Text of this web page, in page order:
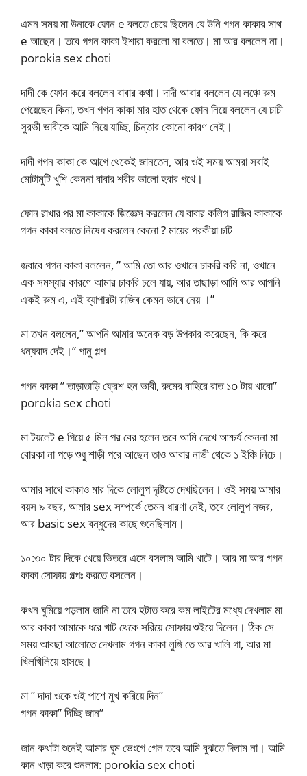
এমন সময় মা উনাকে ফোন e বলতে চেয়ে ছিলেন যে উনি গগন কাকার সাথ
e আছেন। তবে গগন কাকা ইশারা করলো না বলতে। মা আর বললেন না।
porokia sex choti
দাদী কে ফোন করে বললেন বাবার কথা। দাদী আবার বললেন যে লঞ্চে রুম
পেয়েছেন কিনা, তখন গগন কাকা মার হাত থেকে ফোন নিয়ে বললেন যে চাচী
সুরভী ভাবীকে আমি নিয়ে যাচ্ছি, চিন্তার কোনো কারণ নেই।
দাদী গগন কাকা কে আগে থেকেই জানতেন, আর ওই সময় আমরা সবাই
মোটামুটি খুশি কেননা বাবার শরীর ভালো হবার পথে।
ফোন রাখার পর মা কাকাকে জিজ্ঞেস করলেন যে বাবার কলিগ রাজিব কাকাকে
গগন কাকা বলতে নিষেধ করলেন কেনো ? মায়ের পরকীয়া চটি
জবাবে গগন কাকা বললেন, ” আমি তো আর ওখানে চাকরি করি না, ওখানে
এক সমস্যার কারণে আমার চাকরি চলে যায়, আর তাছাড়া আমি আর আপনি
একই রুম এ, এই ব্যাপারটা রাজিব কেমন ভাবে নেয় ।”
মা তখন বললেন,” আপনি আমার অনেক বড় উপকার করেছেন, কি করে
ধন্যবাদ দেই।” পানু গল্প
গগন কাকা ” তাড়াতাড়ি ফ্রেশ হন ভাবী, রুমের বাহিরে রাত ১o টায় খাবো”
porokia sex choti
মা টয়লেট e গিয়ে ৫ মিন পর বের হলেন তবে আমি দেখে আশ্চর্য কেননা মা
বোরকা না পড়ে শুধু শাড়ী পরে আছেন তাও আবার নাভী থেকে ১ ইঞ্চি নিচে।
আমার সাথে কাকাও মার দিকে লোলুপ দৃষ্টিতে দেখছিলেন। ওই সময় আমার
বয়স ৯ বছর, আমার sex সম্পর্কে তেমন ধারণা নেই, তবে লোলুপ নজর,
আর basic sex বন্ধুদের কাছে শুনেছিলাম।
১০:৩০ টার দিকে খেয়ে ভিতরে এসে বসলাম আমি খাটে। আর মা আর গগন
কাকা সোফায় গল্পঃ করতে বসলেন।
কখন ঘুমিয়ে পড়লাম জানি না তবে হটাত করে কম লাইটের মধ্যে দেখলাম মা
আর কাকা আমাকে ধরে খাট থেকে সরিয়ে সোফায় শুইয়ে দিলেন। ঠিক সে
সময় আবছা আলোতে দেখলাম গগন কাকা লুঙ্গি তে আর খালি গা, আর মা
খিলখিলিয়ে হাসছে।
মা ” দাদা ওকে ওই পাশে মুখ করিয়ে দিন”
গগন কাকা” দিচ্ছি জান”
জান কথাটা শুনেই আমার ঘুম ভেংগে গেল তবে আমি বুঝতে দিলাম না। আমি
কান খাড়া করে শুনলাম: porokia sex choti